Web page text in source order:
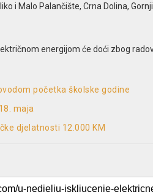
i Malo Palančište, Crna Dolina,
energijom će doći zbog
početka školske godine
maja
djelatnosti 12.000 KM